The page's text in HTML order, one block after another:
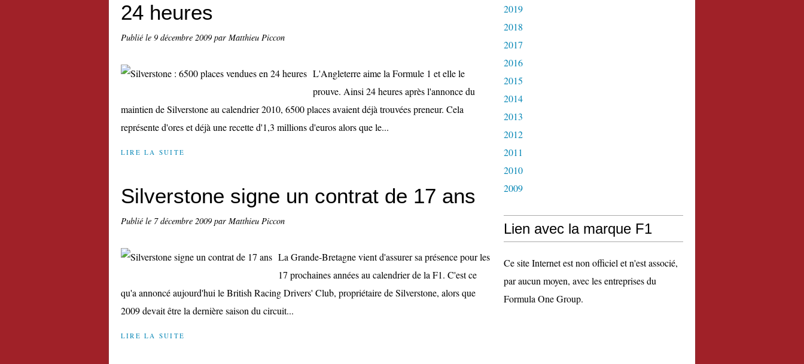
24 heures
Publié le 9 décembre 2009 par Matthieu Piccon
L'Angleterre aime la Formule 1 et elle le
prouve. Ainsi 24 heures après l'annonce du
maintien de Silverstone au calendrier 2010, 6500 places avaient déjà trouvées preneur. Cela
représente d'ores et déjà une recette d'1,3 millions d'euros alors que le...
LIRE LA SUITE
Silverstone signe un contrat de 17 ans
Publié le 7 décembre 2009 par Matthieu Piccon
La Grande-Bretagne vient d'assurer sa présence pour les
17 prochaines années au calendrier de la F1. C'est ce
qu'a annoncé aujourd'hui le British Racing Drivers' Club, propriétaire de Silverstone, alors que
2009 devait être la dernière saison du circuit...
LIRE LA SUITE
2019
2018
2017
2016
2015
2014
2013
2012
2011
2010
2009
Lien avec la marque F1
Ce site Internet est non officiel et n'est associé,
par aucun moyen, avec les entreprises du
Formula One Group.